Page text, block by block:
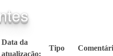
Data da
atualização:
Tipo